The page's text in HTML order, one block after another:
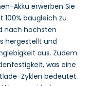
Akku erwerben Sie
100% baugleich zu
nach höchsten
hergestellt und
aus. Zudem
was eine
Zyklen bedeutet.